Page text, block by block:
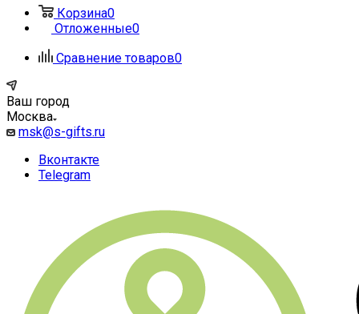
Корзина0
Отложенные0
Сравнение товаров0
Ваш город
Москва
msk@s-gifts.ru
Вконтакте
Telegram